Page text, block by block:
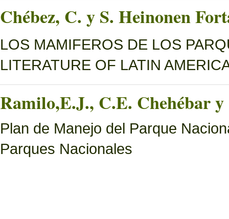
Chébez, C. y S. Heinonen
LOS MAMIFEROS DE LOS
LITERATURE OF LATIN
Ramilo,E.J., C.E. Chehébar
Plan de Manejo del Parque
Parques Nacionales